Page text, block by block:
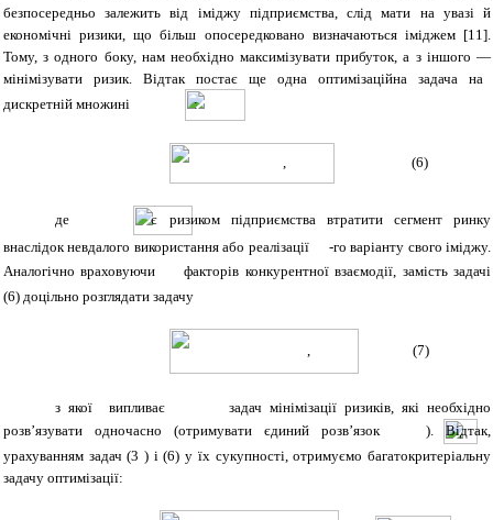
безпосередньо залежить від іміджу підприємства, слід мати на увазі й
економічні ризики, що більш опосередковано визначаються іміджем [11].
Тому, з одного боку, нам необхідно максимізувати прибуток, а з іншого —
мінімізувати ризик. Відтак постає ще одна оптимізаційна задача на
дискретній множині
:
, (6)
де
є ризиком підприємства втратити сегмент ринку
внаслідок невдалого використання або реалізації
-го варіанту свого іміджу.
Аналогічно враховуючи
факторів конкурентної взаємодії, замість задачі
(6) доцільно розглядати задачу
, (7)
з якої випливає
задач мінімізації ризиків, які необхідно
розв’язувати одночасно (отримувати єдиний розв’язок
). Відтак,
урахуванням задач (3 ) і (6) у їх сукупності, отримуємо багатокритеріальну
задачу оптимізації: